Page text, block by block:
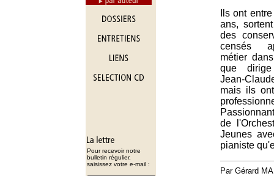
Pour recevoir notre
bulletin régulier,
saisissez votre e-mail :
Ils ont
ans,
des
censés
métier
que
Jean-
mais ils
de
Jeunes
pianiste
Par Gérard